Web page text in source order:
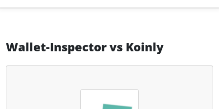
Wallet-Inspectorvs Koinly